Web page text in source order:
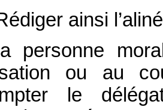
ainsi
personne
ou au
le